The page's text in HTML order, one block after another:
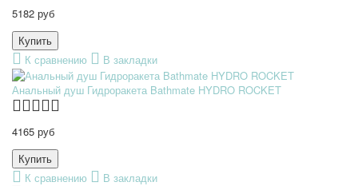
5182 руб
К сравнению
В закладки
Анальный душ Гидроракета Bathmate HYDRO ROCKET
4165 руб
К сравнению
В закладки